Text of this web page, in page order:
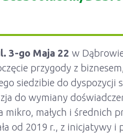
3-go Maja 22 w
przygody z
siedzibie do dyspozycji
do wymiany
mikro, małych i średnich
od 2019 r., z inicjatywy